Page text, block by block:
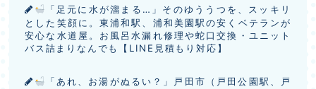
「足元に水が溜まる…」そのゆううつを、スッキリ
とした笑顔に。東浦和駅、浦和美園駅の安くベテランが
安心な水道屋。お風呂水漏れ修理や蛇口交換・ユニット
バス詰まりなんでも【LINE見積もり対応】
「あれ、お湯がぬるい？」戸田市（戸田公園駅、戸